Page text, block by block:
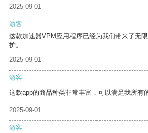
2025-09-01
游客
这款加速器VPM应用程序已经为我们带来了无
护。
2025-09-01
游客
这款app的商品种类非常丰富，可以满足我所有
2025-09-01
游客